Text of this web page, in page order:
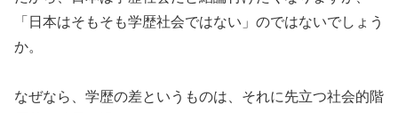
「日本はそもそも学歴社会ではない」のではないでしょう
か。
なぜなら、学歴の差というものは、それに先立つ社会的階